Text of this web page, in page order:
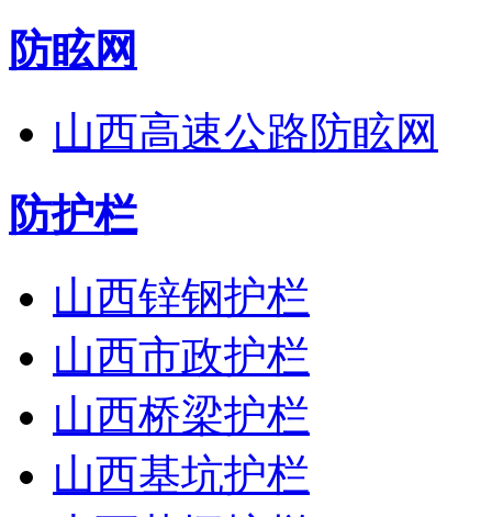
防眩网
山西高速公路防眩网
防护栏
山西锌钢护栏
山西市政护栏
山西桥梁护栏
山西基坑护栏